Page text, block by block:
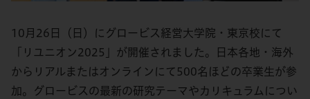
10月26日（日）にグロービス経営大学院・東京校にて
「リユニオン2025」が開催されました。日本各地・海外
からリアルまたはオンラインにて500名ほどの卒業生が参
加。グロービスの最新の研究テーマやカリキュラムについ